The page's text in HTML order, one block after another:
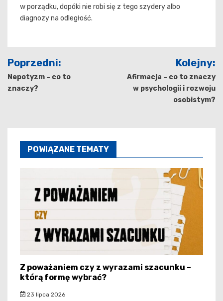
w porządku, dopóki nie robi się z tego szydery albo
diagnozy na odległość.
Nawigacja
wpisu
Poprzedni:
Nepotyzm – co to
znaczy?
Kolejny:
Afirmacja – co to znaczy
w psychologii i rozwoju
osobistym?
POWIĄZANE TEMATY
Z poważaniem czy z wyrazami szacunku –
którą formę wybrać?
23 lipca 2026